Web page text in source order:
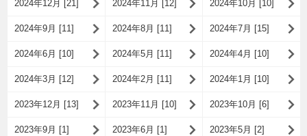
2024年12月 [21] 2024年11月 [12] 2024年10月 [10]
2024年9月 [11] 2024年8月 [11] 2024年7月 [15]
2024年6月 [10] 2024年5月 [11] 2024年4月 [10]
2024年3月 [12] 2024年2月 [11] 2024年1月 [10]
2023年12月 [13] 2023年11月 [10] 2023年10月 [6]
2023年9月 [1] 2023年6月 [1] 2023年5月 [2]